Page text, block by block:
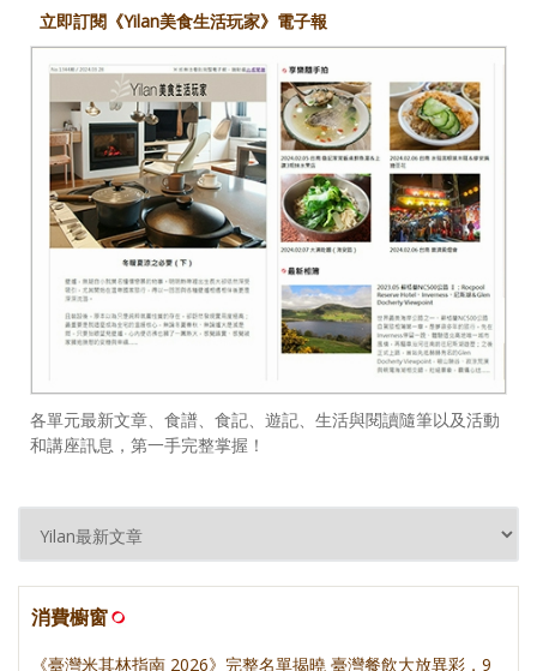
立即訂閱《Yilan美食生活玩家》電子報
各單元最新文章、食譜、食記、遊記、生活與閱讀隨筆以及活動
和講座訊息，第一手完整掌握！
消費櫥窗
《臺灣米其林指南 2026》完整名單揭曉 臺灣餐飲大放異彩，9